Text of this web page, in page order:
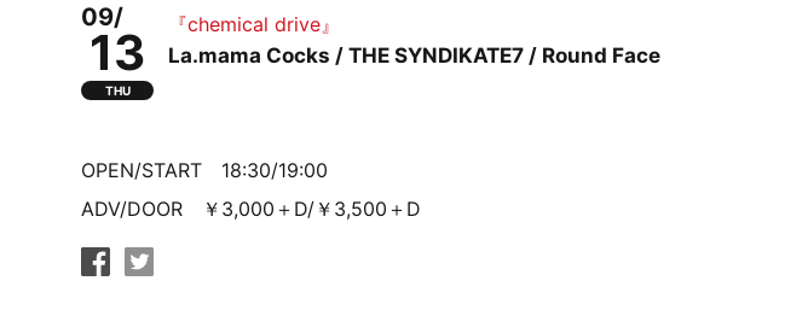
09/
13
THU
『chemical drive』
La.mama Cocks / THE SYNDIKATE7 / Round Face
OPEN/START 18:30/19:00
ADV/DOOR ￥3,000＋D/￥3,500＋D